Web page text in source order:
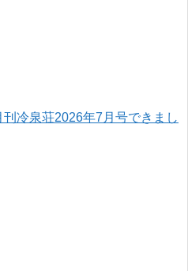
刊冷泉荘2026年7月号できまし